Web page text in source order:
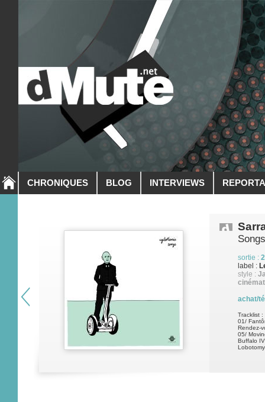
CHRONIQUES BLOG INTERVIEWS
Songs
sortie :
label :
style :
achat/
Tracklist :
01/
Rendez-
05/
Buffalo